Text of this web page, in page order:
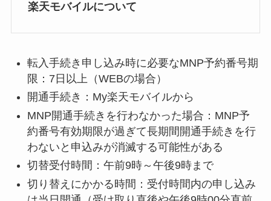
楽天モバイルについて
転入手続き申し込み時に必要なMNP予約番号期
限：7日以上（WEBの場合）
開通手続き：My楽天モバイルから
MNP開通手続きを行わなかった場合：MNP予
約番号有効期限が過ぎて長期間開通手続きを行
わないと申込みが消滅する可能性がある
切替受付時間：午前9時～午後9時まで
切り替えにかかる時間：受付時間内の申し込み